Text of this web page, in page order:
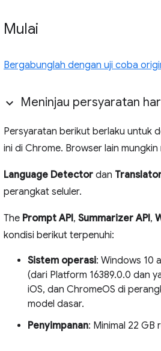
Mulai
Bergabunglah dengan uji coba
Meninjau persyaratan
Persyaratan berikut berlaku untuk
ini di Chrome. Browser lain
Language Detector dan
perangkat seluler.
The Prompt API, Summarizer API,
kondisi berikut terpenuhi:
Sistem operasi: Windows 10
(dari Platform 16389.0.0 dan
iOS, dan ChromeOS di
model dasar.
Penyimpanan: Minimal 22